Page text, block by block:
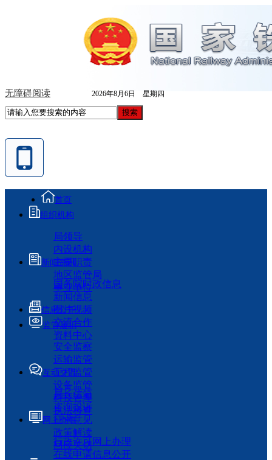
无障碍阅读 2026年8月6日 星期四
首页
组织机构
局领导
内设机构
主要职责
地区监管局
事业单位
新闻资讯
国务院时政信息
新闻信息
图片视频
交流合作
资料中心
信息公开
监管履职
安全监察
运输监管
工程监管
设备监管
科技管理
执法检查
互动交流
局长信箱
咨询投诉
征求意见
政策解读
回应关切
网上办事
行政许可网上办理
在线申请信息公开